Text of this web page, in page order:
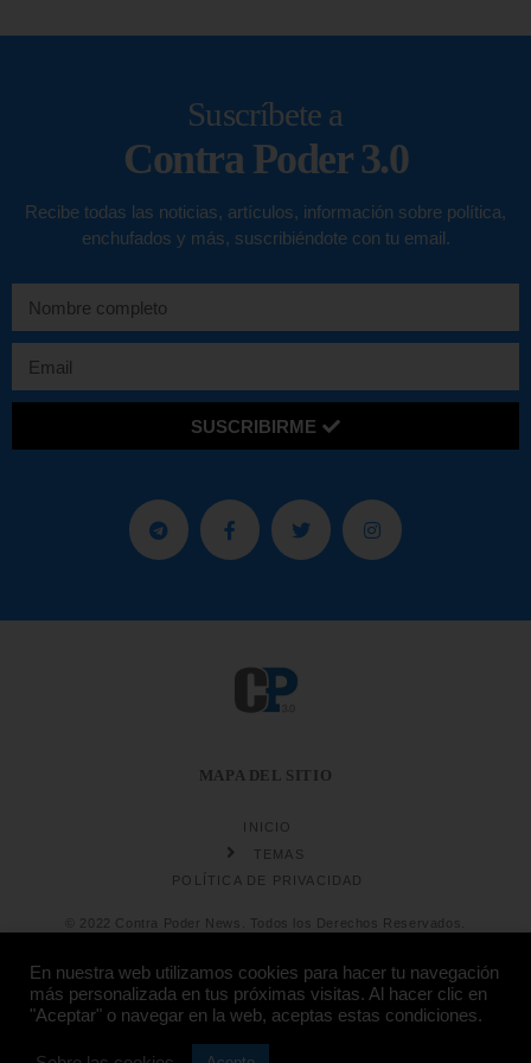
Suscríbete a
Contra Poder 3.0
Recibe todas las noticias, artículos, información sobre política,
enchufados y más, suscribiéndote con tu email.
SUSCRIBIRME
MAPA DEL SITIO
INICIO
TEMAS
POLÍTICA DE PRIVACIDAD
© 2022 Contra Poder News. Todos los Derechos Reservados.
Diseño web
En nuestra web utilizamos cookies para hacer tu navegación
más personalizada en tus próximas visitas. Al hacer clic en
"Aceptar" o navegar en la web, aceptas estas condiciones.